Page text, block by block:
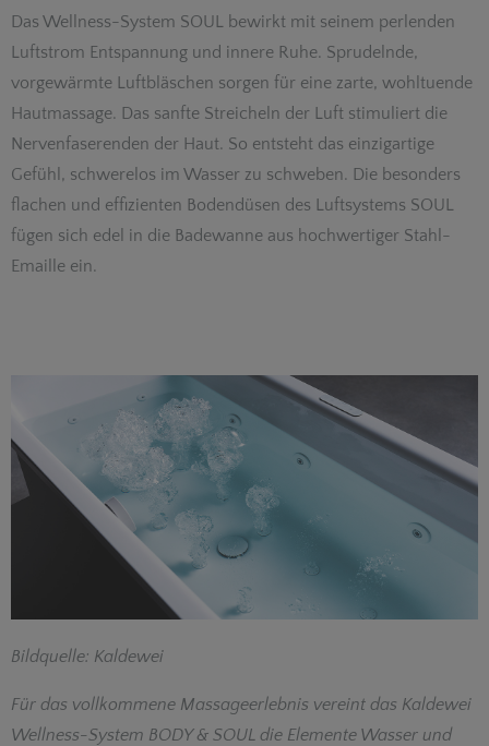
Das Wellness-System SOUL bewirkt mit seinem perlenden
Luftstrom Entspannung und innere Ruhe. Sprudelnde,
vorgewärmte Luftbläschen sorgen für eine zarte, wohltuende
Hautmassage. Das sanfte Streicheln der Luft stimuliert die
Nervenfaserenden der Haut. So entsteht das einzigartige
Gefühl, schwerelos im Wasser zu schweben. Die besonders
flachen und effizienten Bodendüsen des Luftsystems SOUL
fügen sich edel in die Badewanne aus hochwertiger Stahl-
Emaille ein.
Bildquelle: Kaldewei
Für das vollkommene Massageerlebnis vereint das Kaldewei
Wellness-System BODY & SOUL die Elemente Wasser und